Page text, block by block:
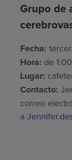
Grupo de
Fecha:
Hora: de
Lugar:
Contacto:
correo
a